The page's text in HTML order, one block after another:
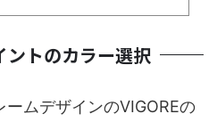
ントのカラー選択
ムデザインのVIGOREの